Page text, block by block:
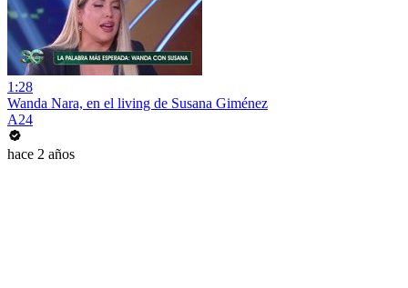
1:28
Wanda Nara, en el living de Susana Giménez
A24
hace 2 años